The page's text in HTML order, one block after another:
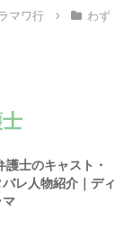
マワ行
わず
士のキャスト・
レ人物紹介｜ディ